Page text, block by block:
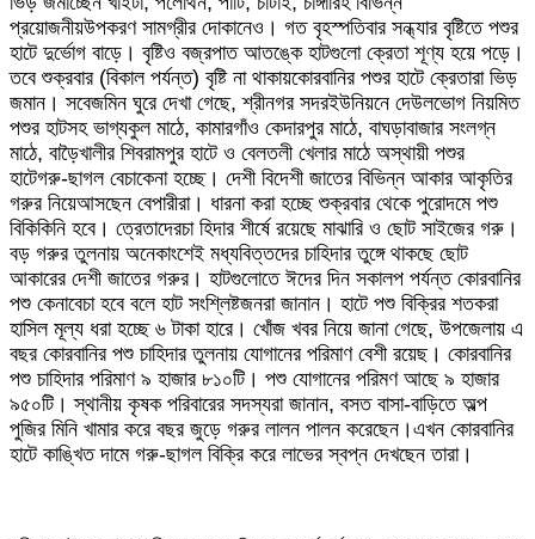
প্রয়োজনীয়উপকরণ সামগ্রীর দোকানেও। গত বৃহস্পতিবার সন্ধ্যার বৃষ্টিতে পশুর
হাটে দুর্ভোগ বাড়ে। বৃষ্টিও বজ্রপাত আতঙ্কে হাটগুলো ক্রেতা শূণ্য হয়ে পড়ে।
তবে শুক্রবার (বিকাল পর্যন্ত) বৃষ্টি না থাকায়কোরবানির পশুর হাটে ক্রেতারা ভিড়
জমান। সবেজমিন ঘুরে দেখা গেছে, শ্রীনগর সদরইউনিয়নে দেউলভোগ নিয়মিত
পশুর হাটসহ ভাগ্যকুল মাঠে, কামারগাঁও কেদারপুর মাঠে, বাঘড়াবাজার সংলগ্ন
মাঠে, বাড়ৈখালীর শিবরামপুর হাটে ও বেলতলী খেলার মাঠে অস্থায়ী পশুর
হাটেগরু-ছাগল বেচাকেনা হচ্ছে। দেশী বিদেশী জাতের বিভিন্ন আকার আকৃতির
গরুর নিয়েআসছেন বেপারীরা। ধারনা করা হচ্ছে শুক্রবার থেকে পুরোদমে পশু
বিকিকিনি হবে। ত্রেতাদেরচা হিদার শীর্ষে রয়েছে মাঝারি ও ছোট সাইজের গরু।
বড় গরুর তুলনায় অনেকাংশেই মধ্যবিত্তদের চাহিদার তুঙ্গে থাকছে ছোট
আকারের দেশী জাতের গরুর। হাটগুলোতে ঈদের দিন সকালপ পর্যন্ত কোরবানির
পশু কেনাবেচা হবে বলে হাট সংশ্লিষ্টজনরা জানান। হাটে পশু বিক্রির শতকরা
হাসিল মূল্য ধরা হচ্ছে ৬ টাকা হারে। খোঁজ খবর নিয়ে জানা গেছে, উপজেলায় এ
বছর কোরবানির পশু চাহিদার তুলনায় যোগানের পরিমাণ বেশী রয়েছ। কোরবানির
পশু চাহিদার পরিমাণ ৯ হাজার ৮১০টি। পশু যোগানের পরিমণ আছে ৯ হাজার
৯৫০টি। স্থানীয় কৃষক পরিবারের সদস্যরা জানান, বসত বাসা-বাড়িতে অল্প
পুজির মিনি খামার করে বছর জুড়ে গরুর লালন পালন করেছেন।এখন কোরবানির
হাটে কাঙ্খিত দামে গরু-ছাগল বিক্রি করে লাভের স্বপ্ন দেখছেন তারা।